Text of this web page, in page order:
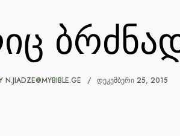
ბრძნად
N.JIADZE@MYBIBLE.GE ᲓᲔᲙᲔᲛᲑᲔᲠᲘ 25, 2015